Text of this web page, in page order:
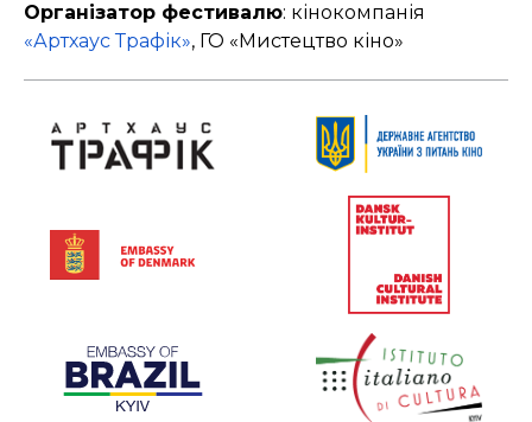
Організатор фестивалю: кінокомпанія
«Артхаус Трафік», ГО «Мистецтво кіно»